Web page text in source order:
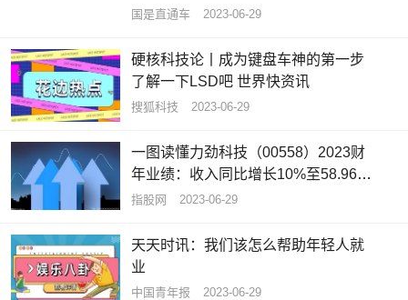
国是直通车 2023-06-29
硬核科技论丨成为键盘车神的第一步
了解一下LSD吧 世界快资讯
搜狐科技 2023-06-29
一图读懂力劲科技（00558）2023财
年业绩：收入同比增长10%至58.96亿
港元
指股网 2023-06-29
天天时讯：我们该怎么帮助年轻人就
业
中国青年报 2023-06-29